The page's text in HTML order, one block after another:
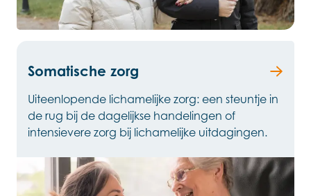
Somatische zorg
Uiteenlopende lichamelijke zorg: een steuntje in
de rug bij de dagelijkse handelingen of
intensievere zorg bij lichamelijke uitdagingen.